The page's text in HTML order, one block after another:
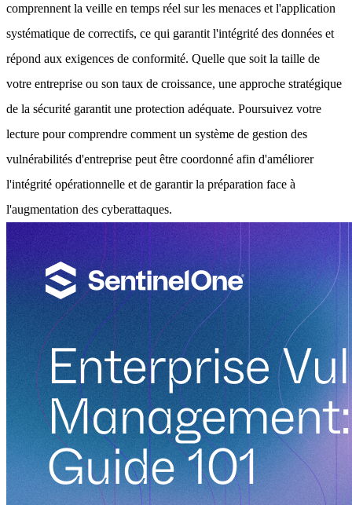
comprennent la veille en temps réel sur les menaces et l'application
systématique de correctifs, ce qui garantit l'intégrité des données et
répond aux exigences de conformité. Quelle que soit la taille de
votre entreprise ou son taux de croissance, une approche stratégique
de la sécurité garantit une protection adéquate. Poursuivez votre
lecture pour comprendre comment un système de gestion des
vulnérabilités d'entreprise peut être coordonné afin d'améliorer
l'intégrité opérationnelle et de garantir la préparation face à
l'augmentation des cyberattaques.